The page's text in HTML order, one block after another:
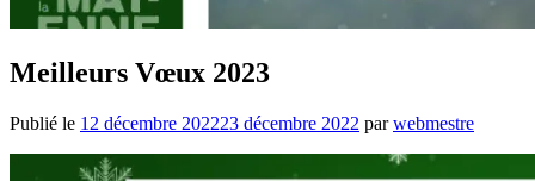
Meilleurs Vœux 2023
Publié le 12 décembre 202223 décembre 2022 parwebmestre